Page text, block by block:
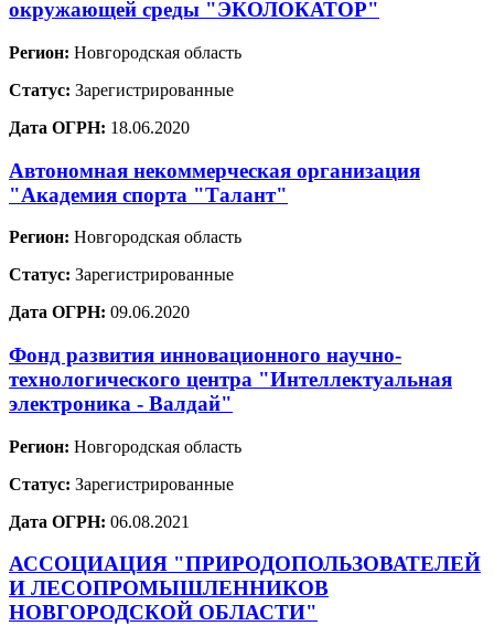
окружающей среды "ЭКОЛОКАТОР"
Регион: Новгородская область
Статус: Зарегистрированные
Дата ОГРН: 18.06.2020
Автономная некоммерческая организация
"Академия спорта "Талант"
Регион: Новгородская область
Статус: Зарегистрированные
Дата ОГРН: 09.06.2020
Фонд развития инновационного научно-
технологического центра "Интеллектуальная
электроника - Валдай"
Регион: Новгородская область
Статус: Зарегистрированные
Дата ОГРН: 06.08.2021
АССОЦИАЦИЯ "ПРИРОДОПОЛЬЗОВАТЕЛЕЙ
И ЛЕСОПРОМЫШЛЕННИКОВ
НОВГОРОДСКОЙ ОБЛАСТИ"